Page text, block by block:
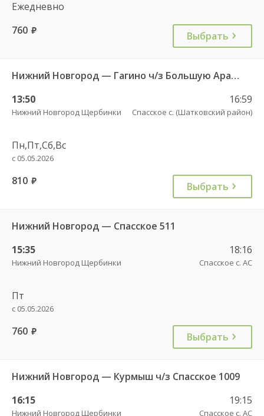
Ежедневно
760 руб. Выбрать
Нижний Новгород — Гагино ч/з Большую Арать 673
13:50
Нижний Новгород Щербинки
16:59
Спасское с. (Шатковский район)
Пн,Пт,Сб,Вс
с 05.05.2026
810 руб. Выбрать
Нижний Новгород — Спасское 511
15:35
Нижний Новгород Щербинки
18:16
Спасское с. АС
Пт
с 05.05.2026
760 руб. Выбрать
Нижний Новгород — Курмыш ч/з Спасское 1009
16:15
Нижний Новгород Щербинки
19:15
Спасское с. АС